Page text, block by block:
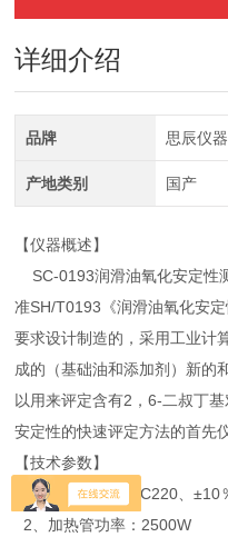
详细介绍
品牌 思辰仪器
产地类别 国产
【仪器概述】
SC-0193润滑油氧化安定性
准SH/T0193《润滑油氧化安
要求设计制造的，采用工业计
成的（基础油和添加剂）新的
以用来评定含有2，6-二叔丁
安定性的快速评定方法的首先
【技术参数】
1、工作电源： AC220、±10
2、加热管功率：2500W